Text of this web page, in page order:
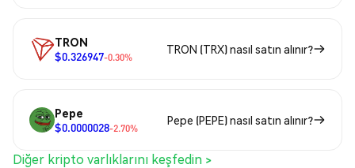
TRON
$0.326947-0.30%
TRON (TRX) nasıl satın alınır?
Pepe
$0.0000028-2.70%
Pepe (PEPE) nasıl satın alınır?
Diğer kripto varlıklarını keşfedin >